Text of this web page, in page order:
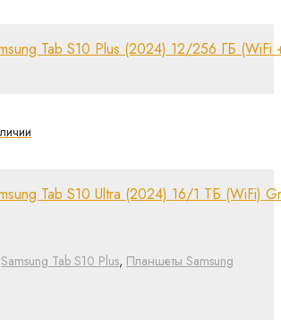
Samsung Tab S10 Plus, Планшеты Samsung
Tab S10 Plus (2024) 12/256 ГБ (WiFi
Tab S10 Ultra (2024) 16/1 ТБ (WiFi)